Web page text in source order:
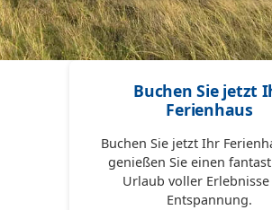
Buchen Sie jetzt
Ferienhaus
Buchen Sie jetzt Ihr
genießen Sie einen
Urlaub voller
Entspannung.